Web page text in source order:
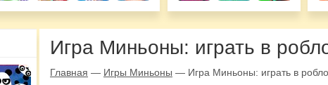
Игра Миньоны: играть в
Главная — Игры Миньоны — Игра Миньоны: играть в